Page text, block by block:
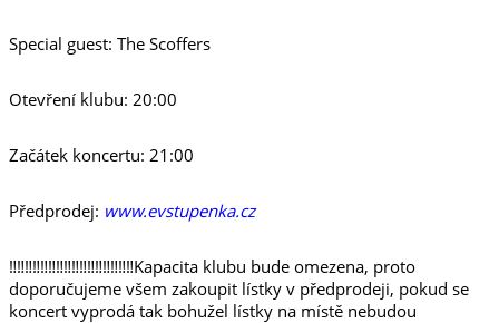
Special guest: The Scoffers
Otevření klubu: 20:00
Začátek koncertu: 21:00
Předprodej: www.evstupenka.cz
‼️‼️‼️‼️‼️‼️‼️‼️‼️‼️‼️‼️‼️‼️‼️‼️Kapacita klubu bude omezena, proto
doporučujeme všem zakoupit lístky v předprodeji, pokud se
koncert vyprodá tak bohužel lístky na místě nebudou